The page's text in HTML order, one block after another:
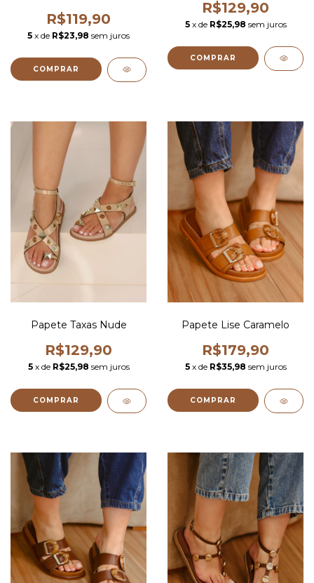
R$119,90
5 x de R$23,98 sem juros
COMPRAR
R$129,90
5 x de R$25,98 sem juros
COMPRAR
Papete Taxas Nude
R$129,90
5 x de R$25,98 sem juros
COMPRAR
Papete Lise Caramelo
R$179,90
5 x de R$35,98 sem juros
COMPRAR